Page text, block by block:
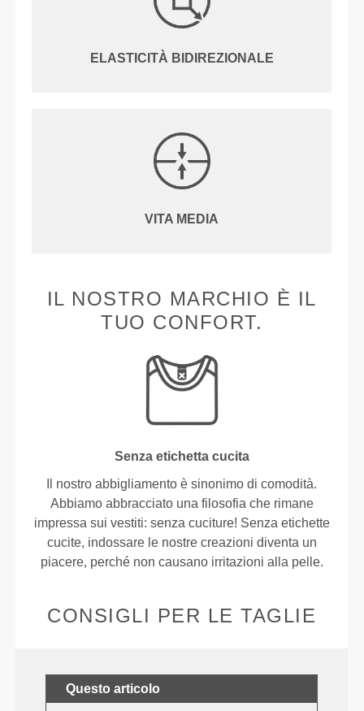
ELASTICITÀ BIDIREZIONALE
VITA MEDIA
IL NOSTRO MARCHIO È IL
TUO CONFORT.
Senza etichetta cucita
Il nostro abbigliamento è sinonimo di comodità.
Abbiamo abbracciato una filosofia che rimane
impressa sui vestiti: senza cuciture! Senza etichette
cucite, indossare le nostre creazioni diventa un
piacere, perché non causano irritazioni alla pelle.
CONSIGLI PER LE TAGLIE
Questo articolo